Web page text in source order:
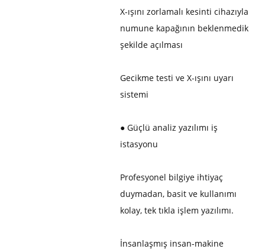
X-ışını zorlamalı kesinti cihazıyla
numune kapağının beklenmedik
şekilde açılması
Gecikme testi ve X-ışını uyarı
sistemi
● Güçlü analiz yazılımı iş
istasyonu
Profesyonel bilgiye ihtiyaç
duymadan, basit ve kullanımı
kolay, tek tıkla işlem yazılımı.
İnsanlaşmış insan-makine